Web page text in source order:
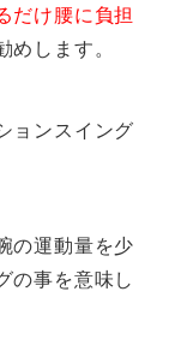
だけ腰に負担
めします。
ョンスイング
の運動量を少
の事を意味し